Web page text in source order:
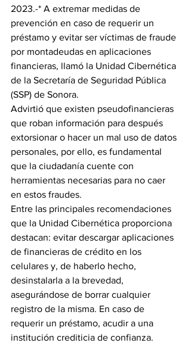
2023.-* A extremar medidas de
prevención en caso de requerir un
préstamo y evitar ser víctimas de fraude
por montadeudas en aplicaciones
financieras, llamó la Unidad Cibernética
de la Secretaría de Seguridad Pública
(SSP) de Sonora.
Advirtió que existen pseudofinancieras
que roban información para después
extorsionar o hacer un mal uso de datos
personales, por ello, es fundamental
que la ciudadanía cuente con
herramientas necesarias para no caer
en estos fraudes.
Entre las principales recomendaciones
que la Unidad Cibernética proporciona
destacan: evitar descargar aplicaciones
de financieras de crédito en los
celulares y, de haberlo hecho,
desinstalarla a la brevedad,
asegurándose de borrar cualquier
registro de la misma. En caso de
requerir un préstamo, acudir a una
institución crediticia de confianza.